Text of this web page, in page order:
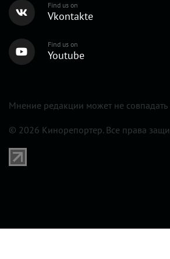
Find us on
Vkontakte
Find us on
Youtube
Мнение редакции может не
© 2026 Кинорепортер. Все права